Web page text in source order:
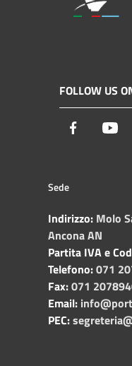
FOLLOW US
Facebook
Sede
Indirizzo: Molo
Ancona AN
Partita IVA e
Telefono:071
Fax:071
Email:
PEC: